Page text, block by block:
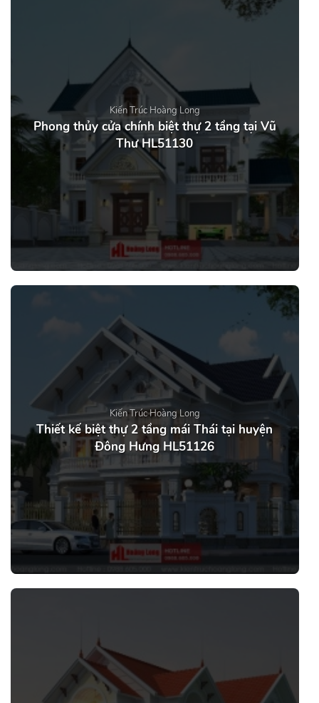
Kiến Trúc Hoàng Long
Phong thủy cửa chính biệt thự 2 tầng tại Vũ
Thư HL51130
Kiến Trúc Hoàng Long
Thiết kế biệt thự 2 tầng mái Thái tại huyện
Đông Hưng HL51126